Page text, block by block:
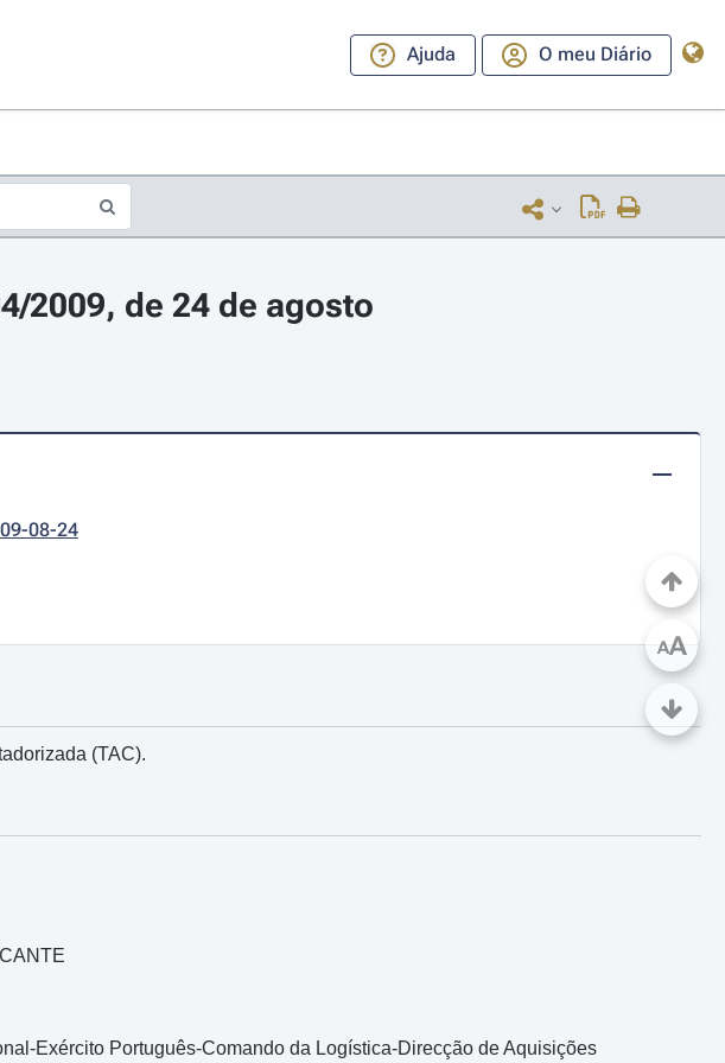
Ajuda O meu Diário
2009, de 24 de agosto
08-24
(TAC).
Exército Português-Comando da Logística-Direcção de Aquisições
AA